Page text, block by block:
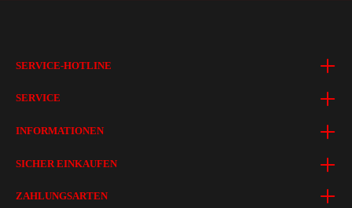
SERVICE-HOTLINE
SERVICE
INFORMATIONEN
SICHER EINKAUFEN
ZAHLUNGSARTEN